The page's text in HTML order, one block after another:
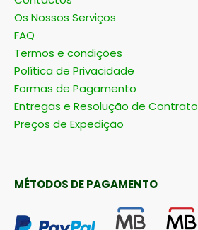
Os Nossos Serviços
FAQ
Termos e condições
Política de Privacidade
Formas de Pagamento
Entregas e Resolução de Contrato
Preços de Expedição
MÉTODOS DE PAGAMENTO